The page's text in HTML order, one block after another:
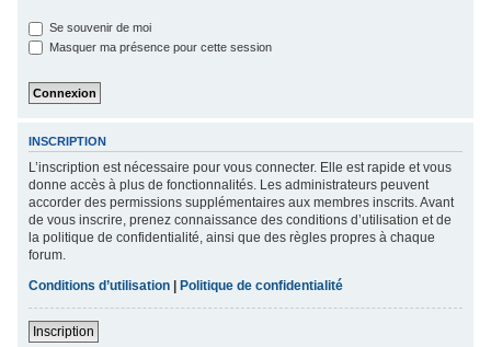
Se souvenir de moi
Masquer ma présence pour cette session
INSCRIPTION
L’inscription est nécessaire pour vous connecter. Elle est rapide et vous
donne accès à plus de fonctionnalités. Les administrateurs peuvent
accorder des permissions supplémentaires aux membres inscrits. Avant
de vous inscrire, prenez connaissance des conditions d’utilisation et de
la politique de confidentialité, ainsi que des règles propres à chaque
forum.
Conditions d’utilisation |Politique de confidentialité
Inscription